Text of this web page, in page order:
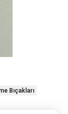
Bıçakları